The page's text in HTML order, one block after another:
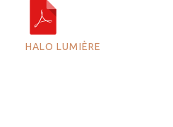
HALO LUMIÈRE